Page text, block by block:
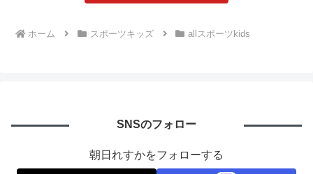
ホーム スポーツキッズ allスポーツkids
SNSのフォロー
朝日れすかをフォローする